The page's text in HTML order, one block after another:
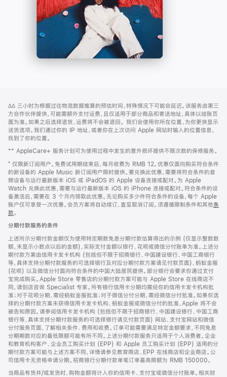
页
页
脚
注
∆∆ 三小时为根据过往物流数据推算的预估时间，特殊情况下可能会延迟。该服务由第三
方合作伙伴提供，可能需额外支付运费，且仅适用于部分商品和寄送地址，具体以结账页
面为准。如果之后选择退货，运费将不会被退回。 我们会使用你所在位置，为你更快显示
送货选项。我们通过你的 IP 地址，或者你在上次访问 Apple 网站时输入的位置信息，
找到了你的位置。
** AppleCare+ 服务计划可为使用过程中发生的意外损坏提供不限次数的保修服务。
⁺ 仅限新订阅用户。免费试用期结束后，每月收费为 RMB 12。优惠仅面向购买符合条件
的新设备的 Apple Music 新订阅用户限时提供。要兑换此优惠，需要将符合条件的音
频设备与运行最新版本 iOS 或 iPadOS 的 Apple 设备连接或配对。为 Apple
Watch 兑换此优惠，需要与运行最新版本 iOS 的 iPhone 连接或配对。符合条件的设
备激活后，需要在 3 个月内领取此优惠。无论购买多少件符合条件的设备，每个 Apple
账户仅可享受一次优惠。会员方案将自动续订，直至取消订阅。须遵循限制条件和其他条
款。
窗
口
中
打
开)
分期付款服务的条件
上述所示分期付款金额仅为使用特定期数免息分期付款估算得出的示例 (仅显示整数数
额，未显示小数点以后的金额)，实际支付金额以银行、花呗或微信分付账单为准。上述分
期付款方案由信用卡发卡机构 (包括但不限于招商银行、中国建设银行、中国工商银行
等，具体支持分期付款服务的可选择银行及对应分期付款方案请见付款页面)、蚂蚁金服
(花呗) 以及微信分付面向符合条件的中国大陆居民提供。部分银行会要求你通过支付
宝完成购买。Apple Store 零售店的分期付款方案可能与 Apple Store 在线商店不
同，请到店咨询 Specialist 专家。所有银行信用卡分期均需经你的信用卡发卡机构批
准；对于花呗分期，需经蚂蚁金服批准；对于微信分付分期，需经微信分付批准。如果你选
择的分期付款方案未获得信用卡发卡机构、蚂蚁金服或微信分付的批准，Apple 将不会
被告知原因。请参阅信用卡发卡机构 (包括但不限于招商银行、中国建设银行、中国工商
银行等，具体支持分期付款服务的可选择银行请见付款页面) 网站、支付宝网站和微信
分付服务页面，了解相关条件、费用和收费。订单可能需要满足特定金额要求，不同免息
分期期数对应的最低限额可能有所不同。上述分期付款服务只适用于个人消费者。企业
和教育机构客户、企业员工购买计划 (EPP) 和 Apple 员工购买计划 (EPP) 适用的分
期付款方案可能与上述方案不同，详情请参见教育商店、EPP 在线商店和企业商店。公
司信用卡无资格申请分期。招商银行分期付款单笔订单最高限额为 RMB 150000。
当商品有货并/或发货时，购物金额将计入你的信用卡、支付宝或微信分付账单。相关财